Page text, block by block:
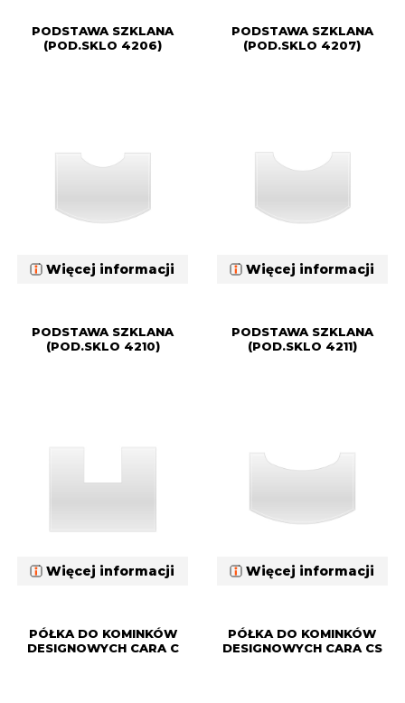
PODSTAWA SZKLANA
(POD.SKLO 4206)
Więcej informacji
PODSTAWA SZKLANA
(POD.SKLO 4207)
Więcej informacji
PODSTAWA SZKLANA
(POD.SKLO 4210)
Więcej informacji
PODSTAWA SZKLANA
(POD.SKLO 4211)
Więcej informacji
PÓŁKA DO KOMINKÓW
DESIGNOWYCH CARA C
PÓŁKA DO KOMINKÓW
DESIGNOWYCH CARA CS